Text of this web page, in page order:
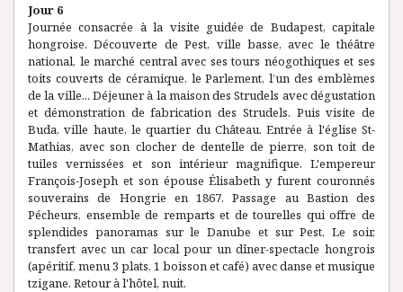
Jour 6
Journée consacrée à la visite guidée de Budapest, capitale
hongroise. Découverte de Pest, ville basse, avec le théâtre
national, le marché central avec ses tours néogothiques et ses
toits couverts de céramique, le Parlement, l’un des emblèmes
de la ville... Déjeuner à la maison des Strudels avec dégustation
et démonstration de fabrication des Strudels. Puis visite de
Buda, ville haute, le quartier du Château. Entrée à l'église St-
Mathias, avec son clocher de dentelle de pierre, son toit de
tuiles vernissées et son intérieur magnifique. L'empereur
François-Joseph et son épouse Élisabeth y furent couronnés
souverains de Hongrie en 1867. Passage au Bastion des
Pécheurs, ensemble de remparts et de tourelles qui offre de
splendides panoramas sur le Danube et sur Pest. Le soir,
transfert avec un car local pour un dîner-spectacle hongrois
(apéritif, menu 3 plats, 1 boisson et café) avec danse et musique
tzigane. Retour à l'hôtel, nuit.